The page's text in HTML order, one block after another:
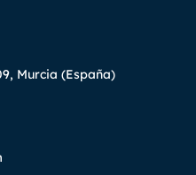
Murcia (España)